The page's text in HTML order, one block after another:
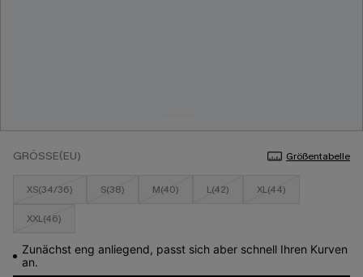
GRÖSSE(EU) Größentabelle
XS(34/36) S(38) M(40) L(42) XL(44)
XXL(46)
Zunächst eng anliegend, passt sich aber schnell Ihren Kurven
an.